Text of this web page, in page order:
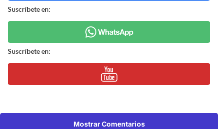
Suscríbete en:
Suscríbete en:
Mostrar Comentarios